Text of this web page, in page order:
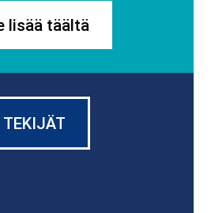
lisää täältä
TEKIJÄT